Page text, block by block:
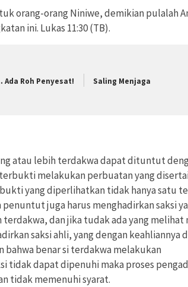
orang-orang Niniwe, demikian pulalah
ini. Lukas 11:30 (TB).
Ada Roh Penyesat! Saling Menjaga
atau lebih terdakwa dapat dituntut
melakukan perbuatan yang
yang diperlihatkan tidak hanya satu
juga harus menghadirkan saksi
dan jika tudak ada yang melihat
saksi ahli, yang dengan keahliannya
bahwa benar si terdakwa melakukan
tidak dapat dipenuhi maka proses
tidak memenuhi syarat.